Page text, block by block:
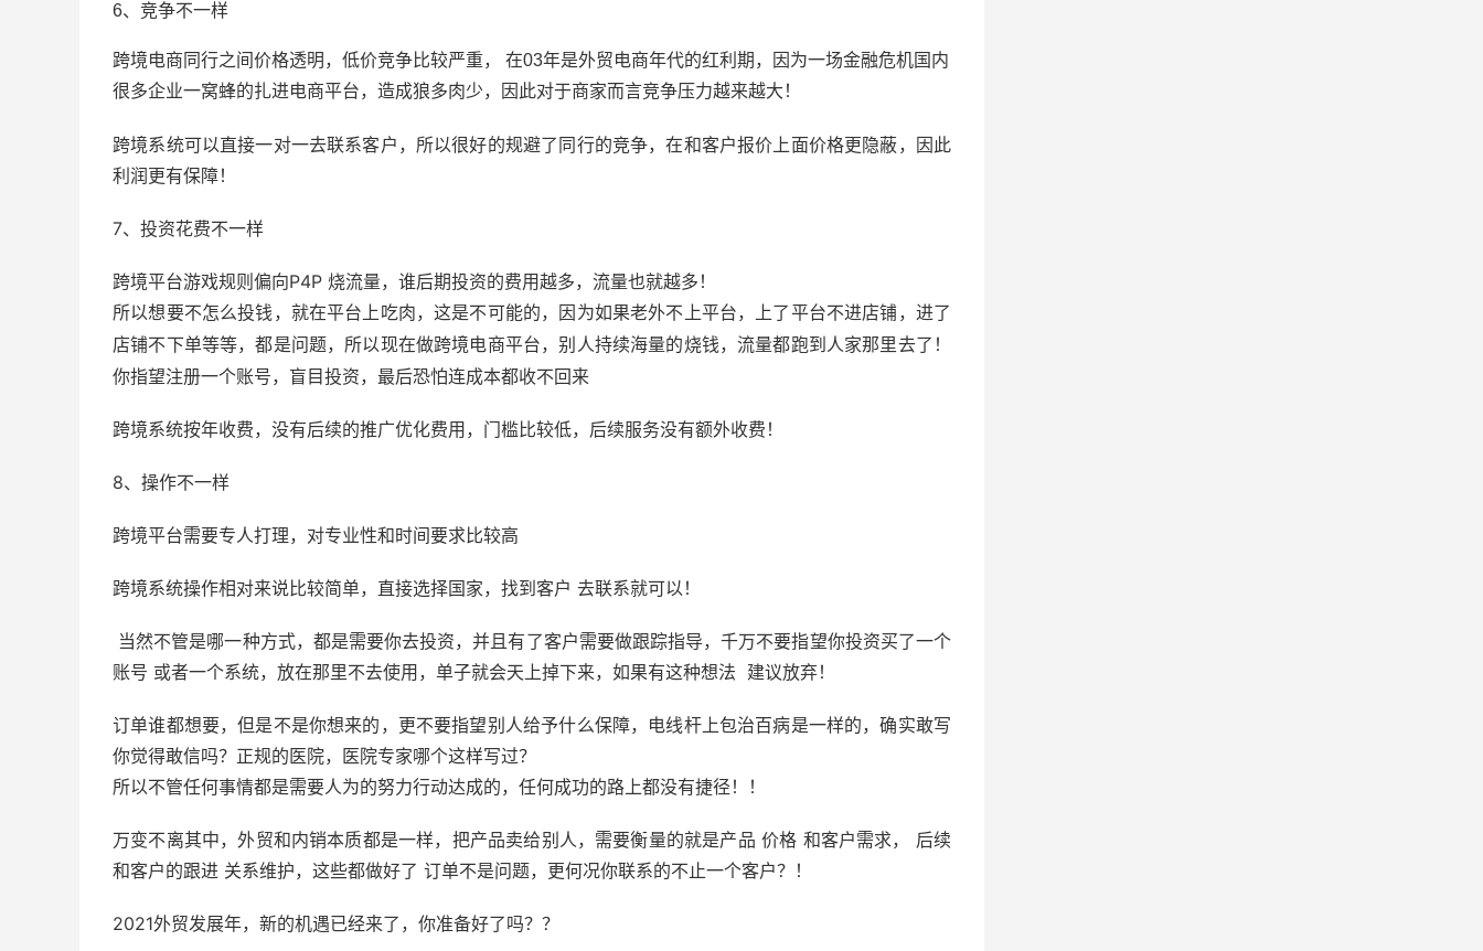
6、竞争不一样
跨境电商 同行之间价格透明，低价竞争比较严重， 在03年是外贸电商年代的红利期，因为一场金融危机国内
很多企业一窝蜂的扎进电商平台，造成狼多肉少，因此对于商家而言竞争压力越来越大！
跨境系统可以直接一对一去联系客户，所以很好的规避了同行的竞争，在和客户报价上面价格更隐蔽，因此
利润更有保障！
7、投资花费不一样
跨境平台游戏规则偏向P4P 烧流量，谁后期投资的费用越多，流量也就越多！
所以想要不怎么投钱，就在平台上吃肉，这是不可能的，因为如果老外不上平台，上了平台不进店铺，进了
店铺不下单等等，都是问题，所以现在做跨境电商平台， 别人持续海量的烧钱，流量都跑到人家那里去了！
你指望注册一个账号，盲目投资，最后恐怕连成本都收不回来
跨境系统按年收费，没有后续的推广优化费用，门槛比较低，后续服务没有额外收费！
8、操作不一样
跨境平台需要专人打理，对专业性和时间要求比较高
跨境系统操作相对来说比较简单，直接选择国家，找到客户 去联系就可以！
当然不管是哪一种方式，都是需要你去投资，并且有了客户需要做跟踪指导，千万不要指望你投资买了一个
账号 或者一个系统，放在那里不去使用，单子就会天上掉下来，如果有这种想法 建议放弃！
订单谁都想要，但是不是你想来的，更不要指望别人给予什么保障，电线杆上包治百病是一样的，确实敢写
你觉得敢信吗？正规的医院，医院专家哪个这样写过？
所以不管任何事情都是需要人为的努力行动达成的，任何成功的路上都没有捷径！！
万变不离其中，外贸和内销本质都是一样，把产品卖给别人，需要衡量的就是产品 价格 和客户需求， 后续
和客户的跟进 关系维护，这些都做好了 订单不是问题，更何况你联系的不止一个客户？！
2021外贸发展年，新的机遇已经来了，你准备好了吗？？